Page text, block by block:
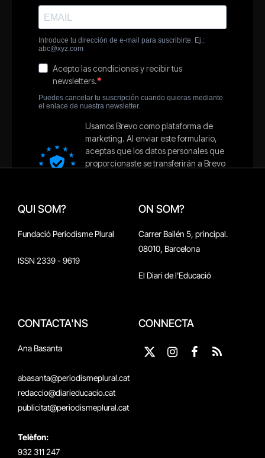
QUI SOM?
Fundació Periodisme Plural
ISSN 2339 - 9619
ON SOM?
Carrer Bailén 5, principal.
08010, Barcelona
El Diari de l'Educació
CONTACTA'NS
Ana Basanta
abasanta@periodismeplural.cat
redaccio@diarieducacio.cat
publicitat@periodismeplural.cat
Telèfon:
932 311 247
CONNECTA
X
Instagram
Facebook
RSS